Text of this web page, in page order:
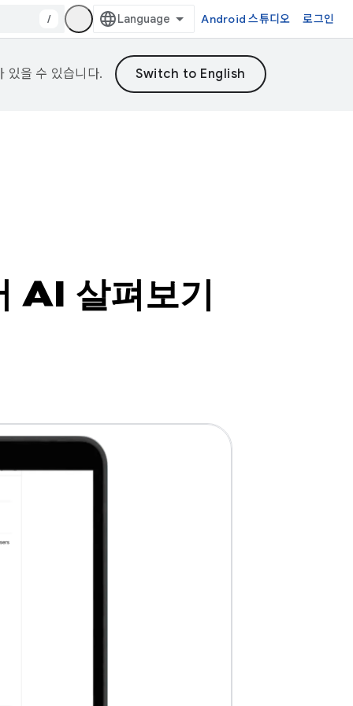
/ Android 스튜디오 로그인
있을 수 있습니다.
AI 살펴보기